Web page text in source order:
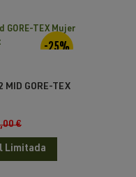
-25%
MID GORE-TEX
€
Limitada